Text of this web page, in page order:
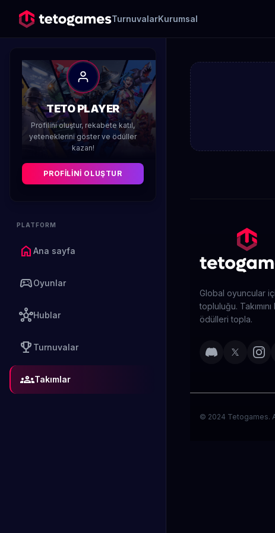
TurnuvalarKurumsal
TETO PLAYER
Profilini oluştur, rekabete katıl,
yeteneklerini göster ve ödüller
kazan!
PROFILINI OLUŞTUR
PLATFORM
home Ana sayfa
sports_esportsOyunlar
hubHublar
emoji_events Turnuvalar
groupsTakımlar
Global oyuncular
topluluğu.
ödülleri topla.
© 2024 Tetogames.